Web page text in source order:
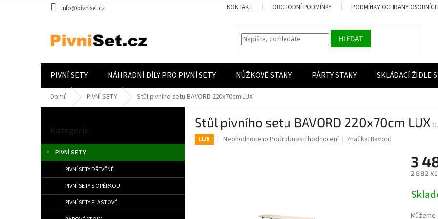
info@pivniset.cz KONTAKT OBCHODNÍ PODMÍNKY PODMÍNKY OCHRANY OSOBNÍCH
HLEDAT
PIVNÍ SETY NÁHRADNÍ DÍLY PRO PIVNÍ SETY NŮŽKOVÉ STANY PÁRTY STANY SKLÁDACÍ ŽIDLE
Domů PIVNÍ SETY Stůl pivního setu BAVORD 220x70cm LUX
Kategorie
PIVNÍ SETY
PIVNÍ SETY DŘEVĚNÉ
PIVNÍ SETY S OPĚRKOU
PIVNÍ SETY PLASTOVÉ
Stůl pivního setu BAVORD 220x70cm LUX
LUX Průměrné hodnocení produktu je 0,0 z 5 hvězdiček.
Neohodnoceno Podrobnosti hodnocení Značka:Bavord
3
2 882
Můžeme